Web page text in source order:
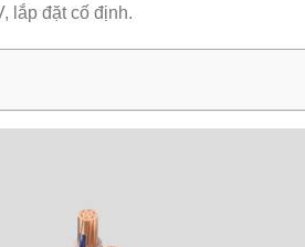
lắp đặt cố định.